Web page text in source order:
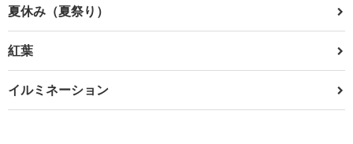
夏休み（夏祭り）
紅葉
イルミネーション